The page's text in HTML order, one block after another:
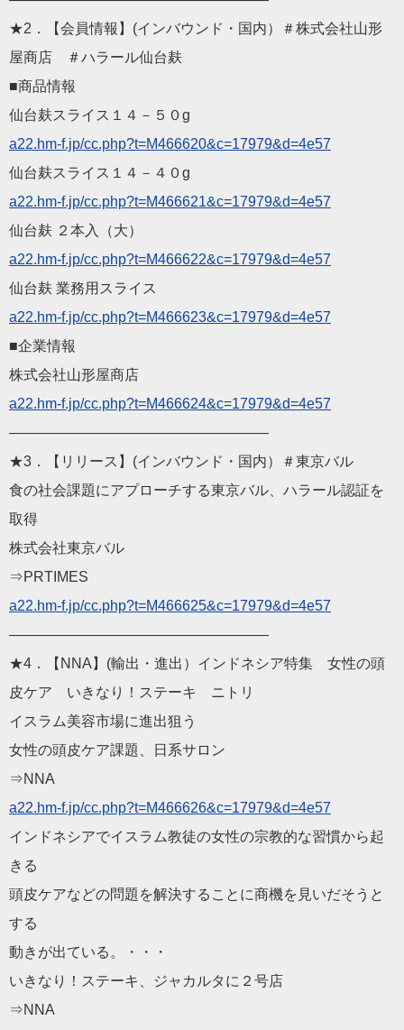
★2．【会員情報】(インバウンド・国内）＃株式会社山形
屋商店 ＃ハラール仙台麸
■商品情報
仙台麸スライス１４－５０g
a22.hm-f.jp/cc.php?t=M466620&c=17979&d=4e57
仙台麸スライス１４－４０g
a22.hm-f.jp/cc.php?t=M466621&c=17979&d=4e57
仙台麸 ２本入（大）
a22.hm-f.jp/cc.php?t=M466622&c=17979&d=4e57
仙台麸 業務用スライス
a22.hm-f.jp/cc.php?t=M466623&c=17979&d=4e57
■企業情報
株式会社山形屋商店
a22.hm-f.jp/cc.php?t=M466624&c=17979&d=4e57
——————————————————
★3．【リリース】(インバウンド・国内）＃東京バル
食の社会課題にアプローチする東京バル、ハラール認証を
取得
株式会社東京バル
⇒PRTIMES
a22.hm-f.jp/cc.php?t=M466625&c=17979&d=4e57
——————————————————
★4．【NNA】(輸出・進出）インドネシア特集 女性の頭
皮ケア いきなり！ステーキ ニトリ
イスラム美容市場に進出狙う
女性の頭皮ケア課題、日系サロン
⇒NNA
a22.hm-f.jp/cc.php?t=M466626&c=17979&d=4e57
インドネシアでイスラム教徒の女性の宗教的な習慣から起
きる
頭皮ケアなどの問題を解決することに商機を見いだそうと
する
動きが出ている。・・・
いきなり！ステーキ、ジャカルタに２号店
⇒NNA